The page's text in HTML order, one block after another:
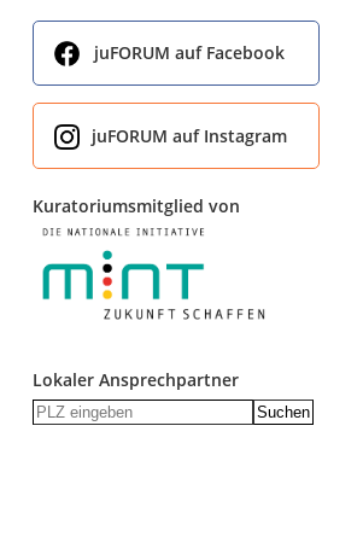
juFORUM auf Facebook
juFORUM auf Instagram
Kuratoriumsmitglied von
Lokaler Ansprechpartner
Suchen